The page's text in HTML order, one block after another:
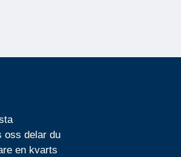
oss delar du
en kvarts